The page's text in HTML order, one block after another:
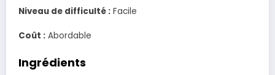
Niveau de difficulté : Facile
Coût : Abordable
Ingrédients